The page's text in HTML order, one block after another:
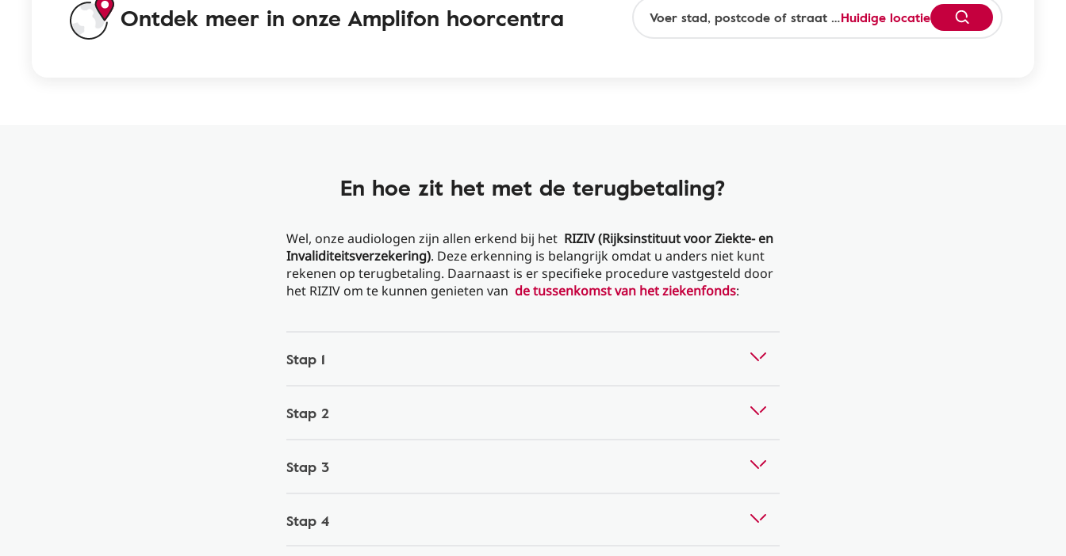
Ontdek meer in onze Amplifon hoorcentra Huidige locatie
En hoe zit het met de terugbetaling?
Wel, onze audiologen zijn allen erkend bij het RIZIV (Rijksinstituut voor Ziekte- en
Invaliditeitsverzekering). Deze erkenning is belangrijk omdat u anders niet kunt
rekenen op terugbetaling. Daarnaast is er specifieke procedure vastgesteld door
het RIZIV om te kunnen genieten van de tussenkomst van het ziekenfonds:
Stap 1
Stap 2
Stap 3
Stap 4